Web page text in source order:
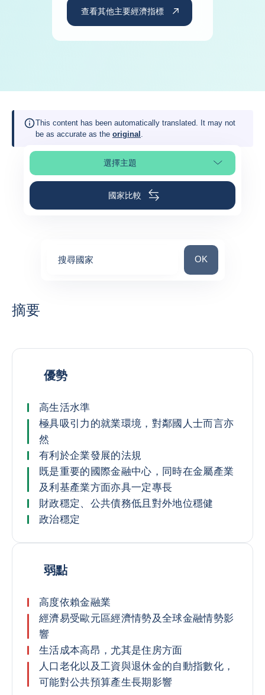
查看其他主要經濟指標
This content has been automatically translated. It may not
be as accurate as the original .
選擇主題選擇頁面段落
國家比較
搜尋國家 搜尋國家
OK
摘要
優勢
高生活水準
極具吸引力的就業環境，對鄰國人士而言亦
然
有利於企業發展的法規
既是重要的國際金融中心，同時在金屬產業
及利基產業方面亦具一定專長
財政穩定、公共債務低且對外地位穩健
政治穩定
弱點
高度依賴金融業
經濟易受歐元區經濟情勢及全球金融情勢影
響
生活成本高昂，尤其是住房方面
人口老化以及工資與退休金的自動指數化，
可能對公共預算產生長期影響